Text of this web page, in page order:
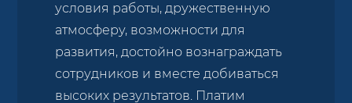
условия работы, дружественную
атмосферу, возможности для
развития, достойно вознаграждать
сотрудников и вместе добиваться
высоких результатов. Платим